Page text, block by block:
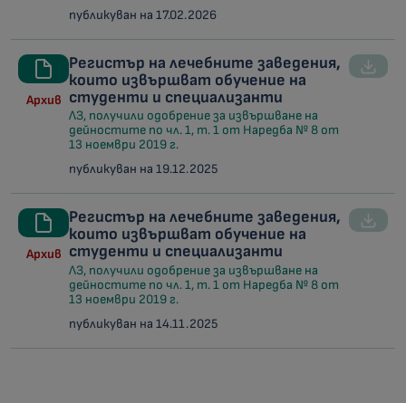
публикуван на 17.02.2026
Архив
Регистър на лечебните заведения,
които извършват обучение на
студенти и специализанти
ЛЗ, получили одобрение за извършване на
дейностите по чл. 1, т. 1 от Наредба № 8 от
13 ноември 2019 г.
публикуван на 19.12.2025
Архив
Регистър на лечебните заведения,
които извършват обучение на
студенти и специализанти
ЛЗ, получили одобрение за извършване на
дейностите по чл. 1, т. 1 от Наредба № 8 от
13 ноември 2019 г.
публикуван на 14.11.2025